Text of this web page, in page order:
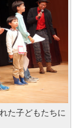
た子どもたちに